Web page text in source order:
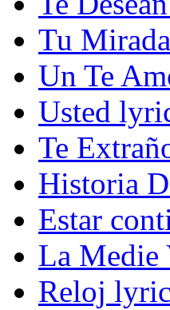
Tu
Un Te
Usted
Te
Historia
Estar
La Medie
Reloj